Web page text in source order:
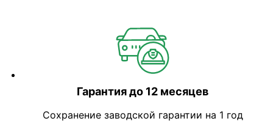
Гарантия до 12 месяцев
Сохранение заводской гарантии на 1 год